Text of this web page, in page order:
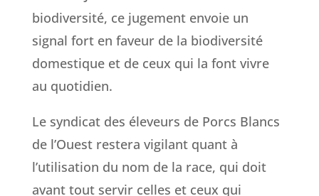
biodiversité, ce jugement envoie un
signal fort en faveur de la biodiversité
domestique et de ceux qui la font vivre
au quotidien.
Le syndicat des éleveurs de Porcs Blancs
de l’Ouest restera vigilant quant à
l’utilisation du nom de la race, qui doit
avant tout servir celles et ceux qui